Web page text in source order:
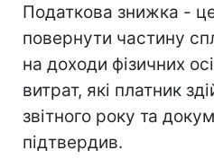
Податкова знижка -
повернути частину
на доходи фізичних
витрат, які платник
звітного року та
підтвердив.